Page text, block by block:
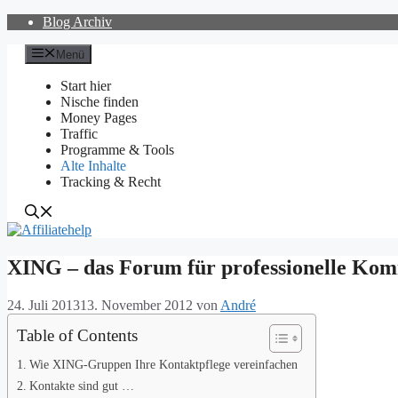
Zum
springen
Blog Archiv
Menü
Start hier
Nische finden
Money Pages
Traffic
Programme & Tools
Alte Inhalte
Tracking & Recht
XING – das Forum für professionelle
24. Juli 201313. November 2012 von André
Table of Contents
Wie XING-Gruppen Ihre Kontaktpflege vereinfachen
Kontakte sind gut …